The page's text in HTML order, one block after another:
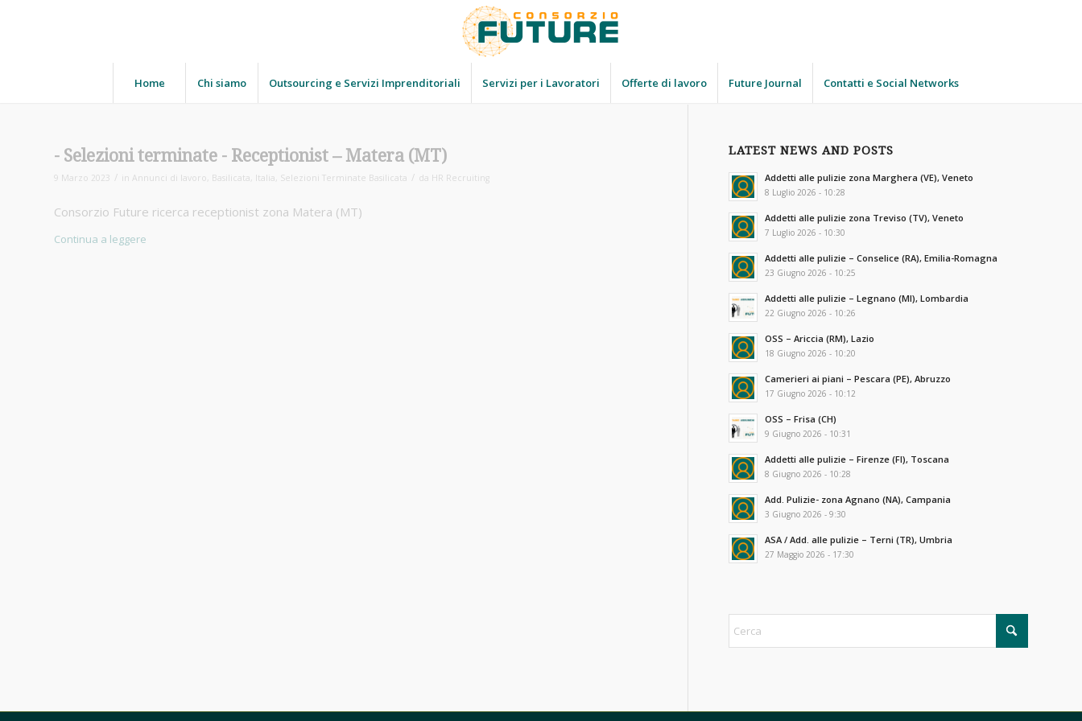
Home Chi siamo Outsourcing e Servizi Imprenditoriali Servizi per i Lavoratori Offerte di lavoro Future Journal Contatti e Social Networks
Receptionist – Matera (MT)
9 Marzo 2023 / in Annunci di lavoro Basilicata Italia Selezioni Terminate Basilicata / da HR Recruiting
Consorzio Future ricerca receptionist zona Matera (MT)
Continua a leggere
LATEST NEWS AND POSTS
Addetti alle pulizie zona Marghera (VE), Veneto
8 Luglio 2026 - 10:28
Addetti alle pulizie zona Treviso (TV), Veneto
7 Luglio 2026 - 10:30
Addetti alle pulizie – Conselice (RA), Emilia-Romagna
23 Giugno 2026 - 10:25
Addetti alle pulizie – Legnano (MI), Lombardia
22 Giugno 2026 - 10:26
OSS – Ariccia (RM), Lazio
18 Giugno 2026 - 10:20
Camerieri ai piani – Pescara (PE), Abruzzo
17 Giugno 2026 - 10:12
OSS – Frisa (CH)
9 Giugno 2026 - 10:31
Addetti alle pulizie – Firenze (FI), Toscana
8 Giugno 2026 - 10:28
Add. Pulizie- zona Agnano (NA), Campania
3 Giugno 2026 - 9:30
ASA / Add. alle pulizie – Terni (TR), Umbria
27 Maggio 2026 - 17:30